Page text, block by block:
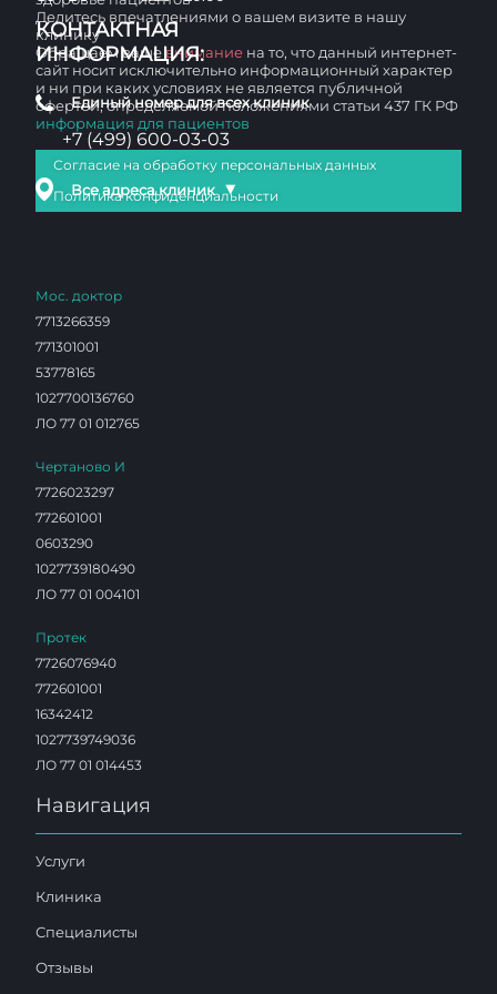
КОНТАКТНАЯ
ИНФОРМАЦИЯ:
Единый номер для всех клиник
+7 (499) 600-03-03
Все адреса клиник ▼
Делитесь впечатлениями о вашем визите в нашу
клинику
Обращаем вашевнимание на то, что данный интернет-
сайт носит исключительно информационный характер
и ни при каких условиях не является публичной
офертой, определяемой положениями статьи 437 ГК РФ
информация для пациентов
Согласие на обработку персональных данных
Политика конфиденциальности
Мос. доктор
7713266359
771301001
53778165
1027700136760
ЛО 77 01 012765
Чертаново И
7726023297
772601001
0603290
1027739180490
ЛО 77 01 004101
Протек
7726076940
772601001
16342412
1027739749036
ЛО 77 01 014453
Навигация
Услуги
Клиника
Специалисты
Отзывы